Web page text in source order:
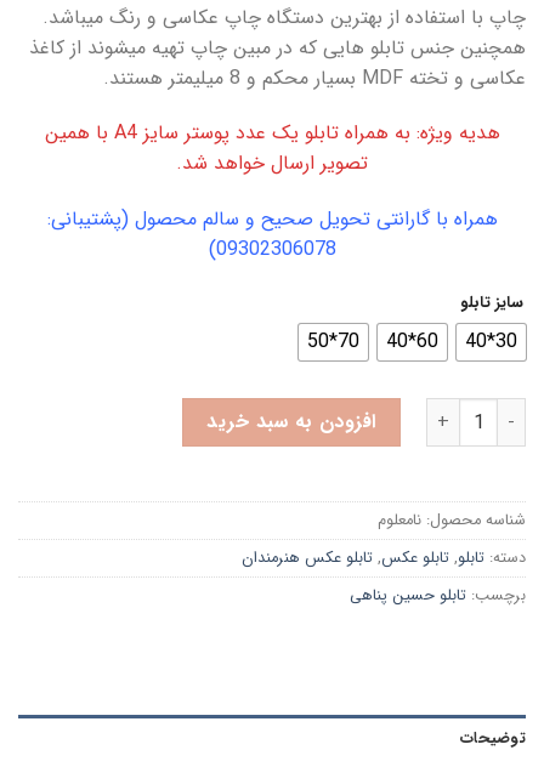
چاپ با استفاده از بهترین دستگاه چاپ عکاسی و رنگ میباشد.
همچنین جنس تابلو هایی که در مبین چاپ تهیه میشوند از کاغذ
عکاسی و تخته MDF بسیار محکم و 8 میلیمتر هستند.
هدیه ویژه: به همراه تابلو یک عدد پوستر سایز A4 با همین
تصویر ارسال خواهد شد.
همراه با گارانتی تحویل صحیح و سالم محصول (پشتیبانی:
09302306078)
سایز تابلو
30*40
60*40
70*50
تابلو هنرمندان زنده یاد حسین پناهی + هدیه ویژه عدد
افزودن به سبد خرید
شناسه محصول: نامعلوم
دسته: تابلو, تابلو عکس, تابلو عکس هنرمندان
برچسب: تابلو حسین پناهی
توضیحات